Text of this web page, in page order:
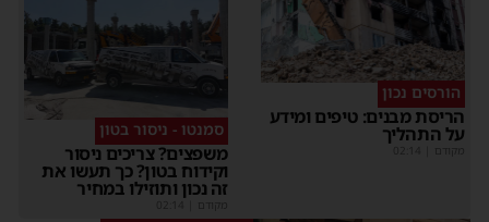
הורסים נכון
הריסת מבנים: טיפים ומידע
על התהליך
מקודם
סמנטו - ניסור בטון
משפצים? צריכים ניסור
וקידוח בטון? כך תעשו את
זה נכון ותוזילו במחיר
מקודם